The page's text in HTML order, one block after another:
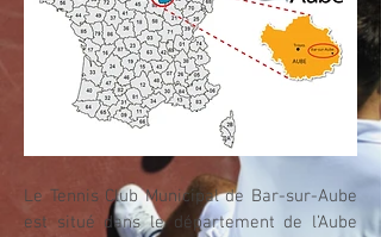
Le Tennis Club Municipal de Bar-sur-Aube
est situé dans le département de l’Aube